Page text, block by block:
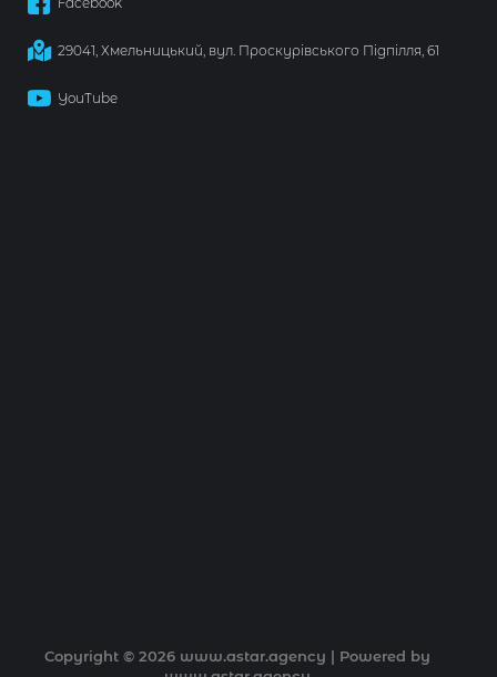
29041, Хмельницький, вул. Проскурівського Підпілля, 61
YouTube
Copyright © 2026 www.astar.agency | Powered by